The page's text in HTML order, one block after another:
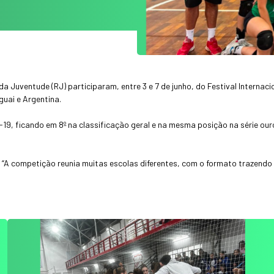
Juventude (RJ) participaram, entre 3 e 7 de junho, do Festival
e Argentina.
ficando em 8º na classificação geral e na mesma posição na série
competição reunia muitas escolas diferentes, com o formato